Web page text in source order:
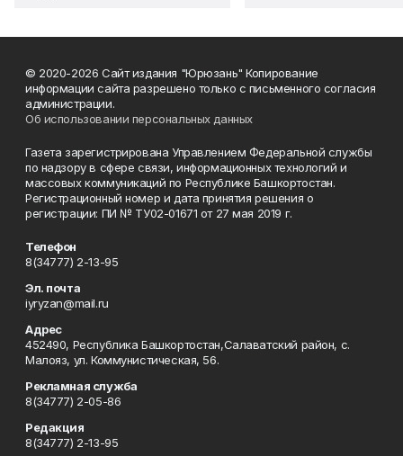
© 2020-2026 Сайт издания "Юрюзань" Копирование
информации сайта разрешено только с письменного согласия
администрации.
Об использовании персональных данных
Газета зарегистрирована Управлением Федеральной службы
по надзору в сфере связи, информационных технологий и
массовых коммуникаций по Республике Башкортостан.
Регистрационный номер и дата принятия решения о
регистрации: ПИ № ТУ02-01671 от 27 мая 2019 г.
Телефон
8(34777) 2-13-95
Эл. почта
iyryzan@mail.ru
Адрес
452490, Республика Башкортостан,Салаватский район, с.
Малояз, ул. Коммунистическая, 56.
Рекламная служба
8(34777) 2-05-86
Редакция
8(34777) 2-13-95